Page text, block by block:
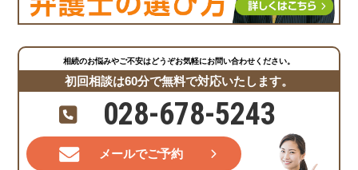
相続のお悩みやご不安はどうぞお気軽にお問い合わせください。
初回相談は60分で無料で対応いたします。
028-678-5243
メールでご予約